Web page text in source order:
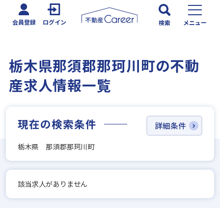
会員登録 ログイン 検索 メニュー
栃木県那須郡那珂川町の不動
産求人情報一覧
現在の検索条件
栃木県 那須郡那珂川町
詳細条件
該当求人がありません